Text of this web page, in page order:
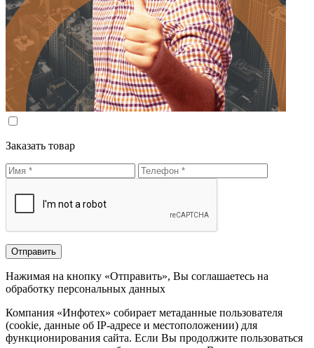
Заказать товар
Нажимая на кнопку «Отправить», Вы соглашаетесь на
обработку персональных данных
Компания «Инфотех» собирает метаданные пользователя
(cookie, данные об IP-адресе и местоположении) для
функционирования сайта. Если Вы продолжите пользоваться